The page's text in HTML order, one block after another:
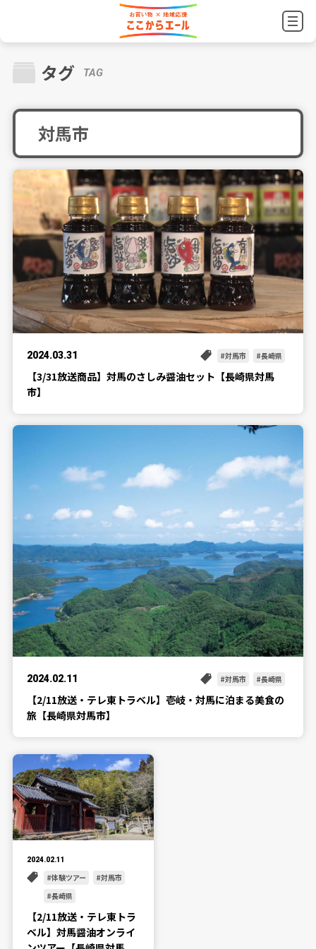
タグ TAG
対馬市
2024.03.31 対馬市 長崎県
【3/31放送商品】対馬のさしみ醤油セット【長崎県対馬
市】
2024.02.11 対馬市 長崎県
【2/11放送・テレ東トラベル】壱岐・対馬に泊まる美食の
旅【長崎県対馬市】
2024.02.11
体験ツアー
対馬市
長崎県
【2/11放送・テレ東トラ
ベル】対馬醤油オンライ